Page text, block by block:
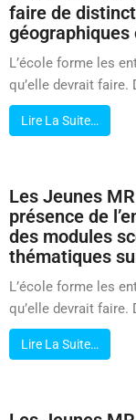
faire de
L’école forme les
qu’elle devrait faire.
Lire La Suite…
Les Jeunes
présence de
des modules
thématiques
L’école forme les
qu’elle devrait faire.
Lire La Suite…